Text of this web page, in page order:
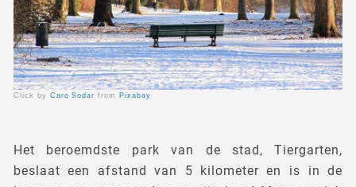
Click by Caro Sodar from Pixabay
Het beroemdste park van de stad, Tiergarten,
beslaat een afstand van 5 kilometer en is in de